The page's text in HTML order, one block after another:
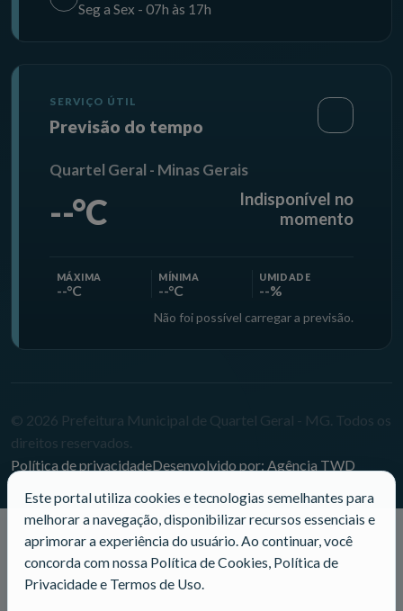
Seg a Sex - 07h às 17h
SERVIÇO ÚTIL
Previsão do tempo
Quartel Geral - Minas Gerais
--°C
Indisponível no
momento
MÁXIMA
--°C
MÍNIMA
--°C
UMIDADE
--%
Não foi possível carregar a previsão.
© 2026 Prefeitura Municipal de Quartel Geral - MG. Todos os
direitos reservados.
Política de privacidadeDesenvolvido por: Agência TWD
Este portal utiliza cookies e tecnologias semelhantes para
melhorar a navegação, disponibilizar recursos essenciais e
aprimorar a experiência do usuário. Ao continuar, você
concorda com nossa Política de Cookies, Política de
Privacidade e Termos de Uso.